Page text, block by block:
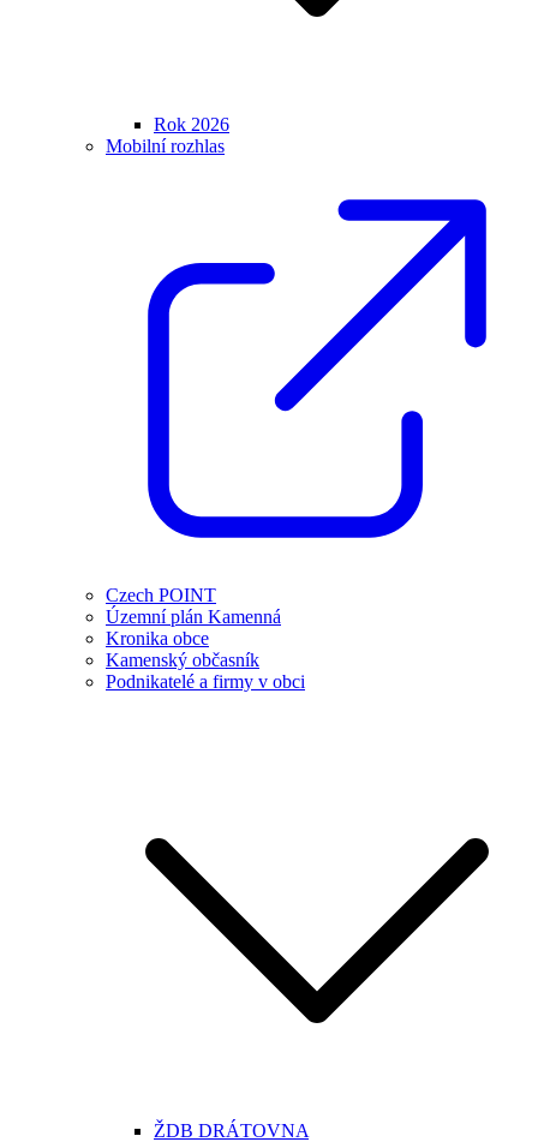
Rok 2026
Mobilní rozhlas
Czech POINT
Územní plán Kamenná
Kronika obce
Kamenský občasník
Podnikatelé a firmy v obci
ŽDB DRÁTOVNA